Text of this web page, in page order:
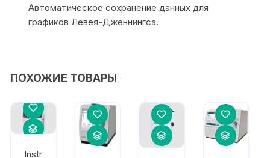
Автоматическое сохранение данных для
графиков Левея-Дженнингса.
ПОХОЖИЕ ТОВАРЫ
Instr